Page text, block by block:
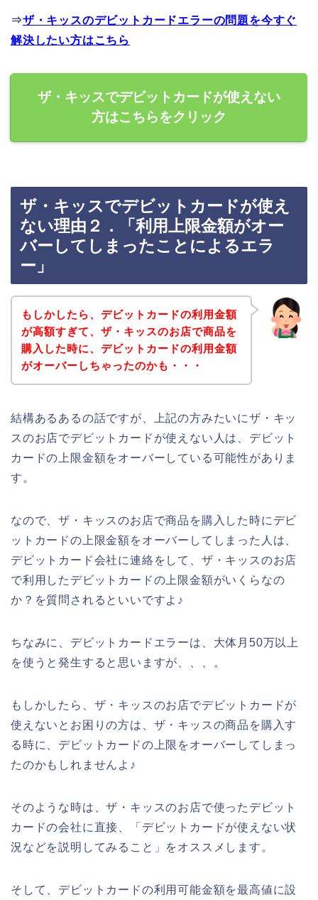
⇒ザ・キッスのデビットカードエラーの問題を今すぐ
解決したい方はこちら
ザ・キッスでデビットカードが使えない
方はこちらをクリック
ザ・キッスでデビットカードが使え
ない理由２．「利用上限金額がオー
バーしてしまったことによるエラ
ー」
もしかしたら、デビットカードの利用金額
が高額すぎて、ザ・キッスのお店で商品を
購入した時に、デビットカードの利用金額
がオーバーしちゃったのかも・・・
結構あるあるの話ですが、上記の方みたいにザ・キッ
スのお店でデビットカードが使えない人は、デビット
カードの上限金額をオーバーしている可能性がありま
す。
なので、ザ・キッスのお店で商品を購入した時にデビ
ットカードの上限金額をオーバーしてしまった人は、
デビットカード会社に連絡をして、ザ・キッスのお店
で利用したデビットカードの上限金額がいくらなの
か？を質問されるといいですよ♪
ちなみに、デビットカードエラーは、大体月50万以上
を使うと発生すると思いますが、、、。
もしかしたら、ザ・キッスのお店でデビットカードが
使えないとお困りの方は、ザ・キッスの商品を購入す
る時に、デビットカードの上限をオーバーしてしまっ
たのかもしれませんよ♪
そのような時は、ザ・キッスのお店で使ったデビット
カードの会社に直接、「デビットカードが使えない状
況などを説明してみること」をオススメします。
そして、デビットカードの利用可能金額を最高値に設